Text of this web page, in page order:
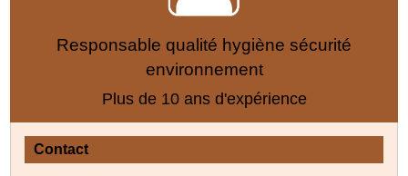
Responsable qualité hygiène sécurité
environnement
Plus de 10 ans d'expérience
Contact